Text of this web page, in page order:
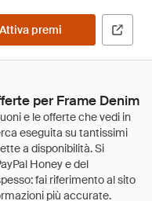
Attiva premi
per Frame Denim